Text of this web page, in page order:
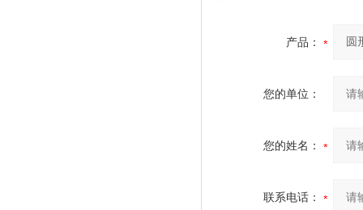
产品：
您的单位：
您的姓名：
联系电话：